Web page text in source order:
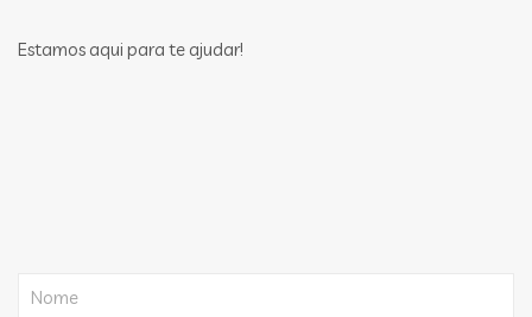
Estamos aqui para te ajudar!